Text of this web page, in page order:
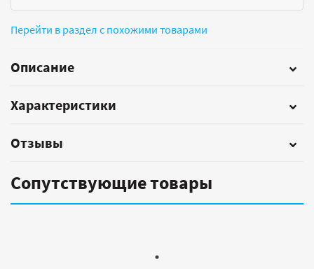
Перейти в раздел с похожими товарами
Описание
Характеристики
Отзывы
Сопутствующие товары